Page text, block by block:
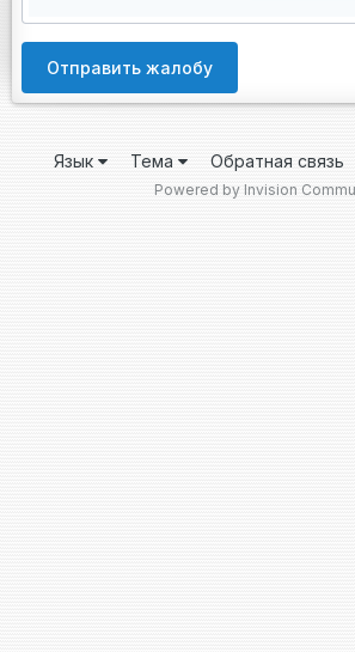
Отправить жалобу
Язык Тема Обратная связь
Powered by Invision